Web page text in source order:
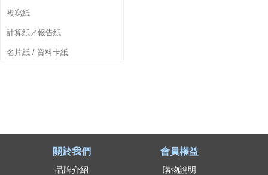
複寫紙
計算紙／報告紙
名片紙 / 資料卡紙
關於我們
品牌介紹
會員權益
購物說明